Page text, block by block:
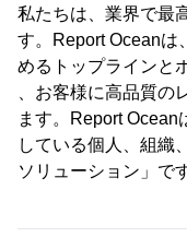
私たちは、業界で最
す。Report Oceanは
めるトップラインと
、お客様に高品質
ます。Report Ocean
している個人、組織
ソリューション」で